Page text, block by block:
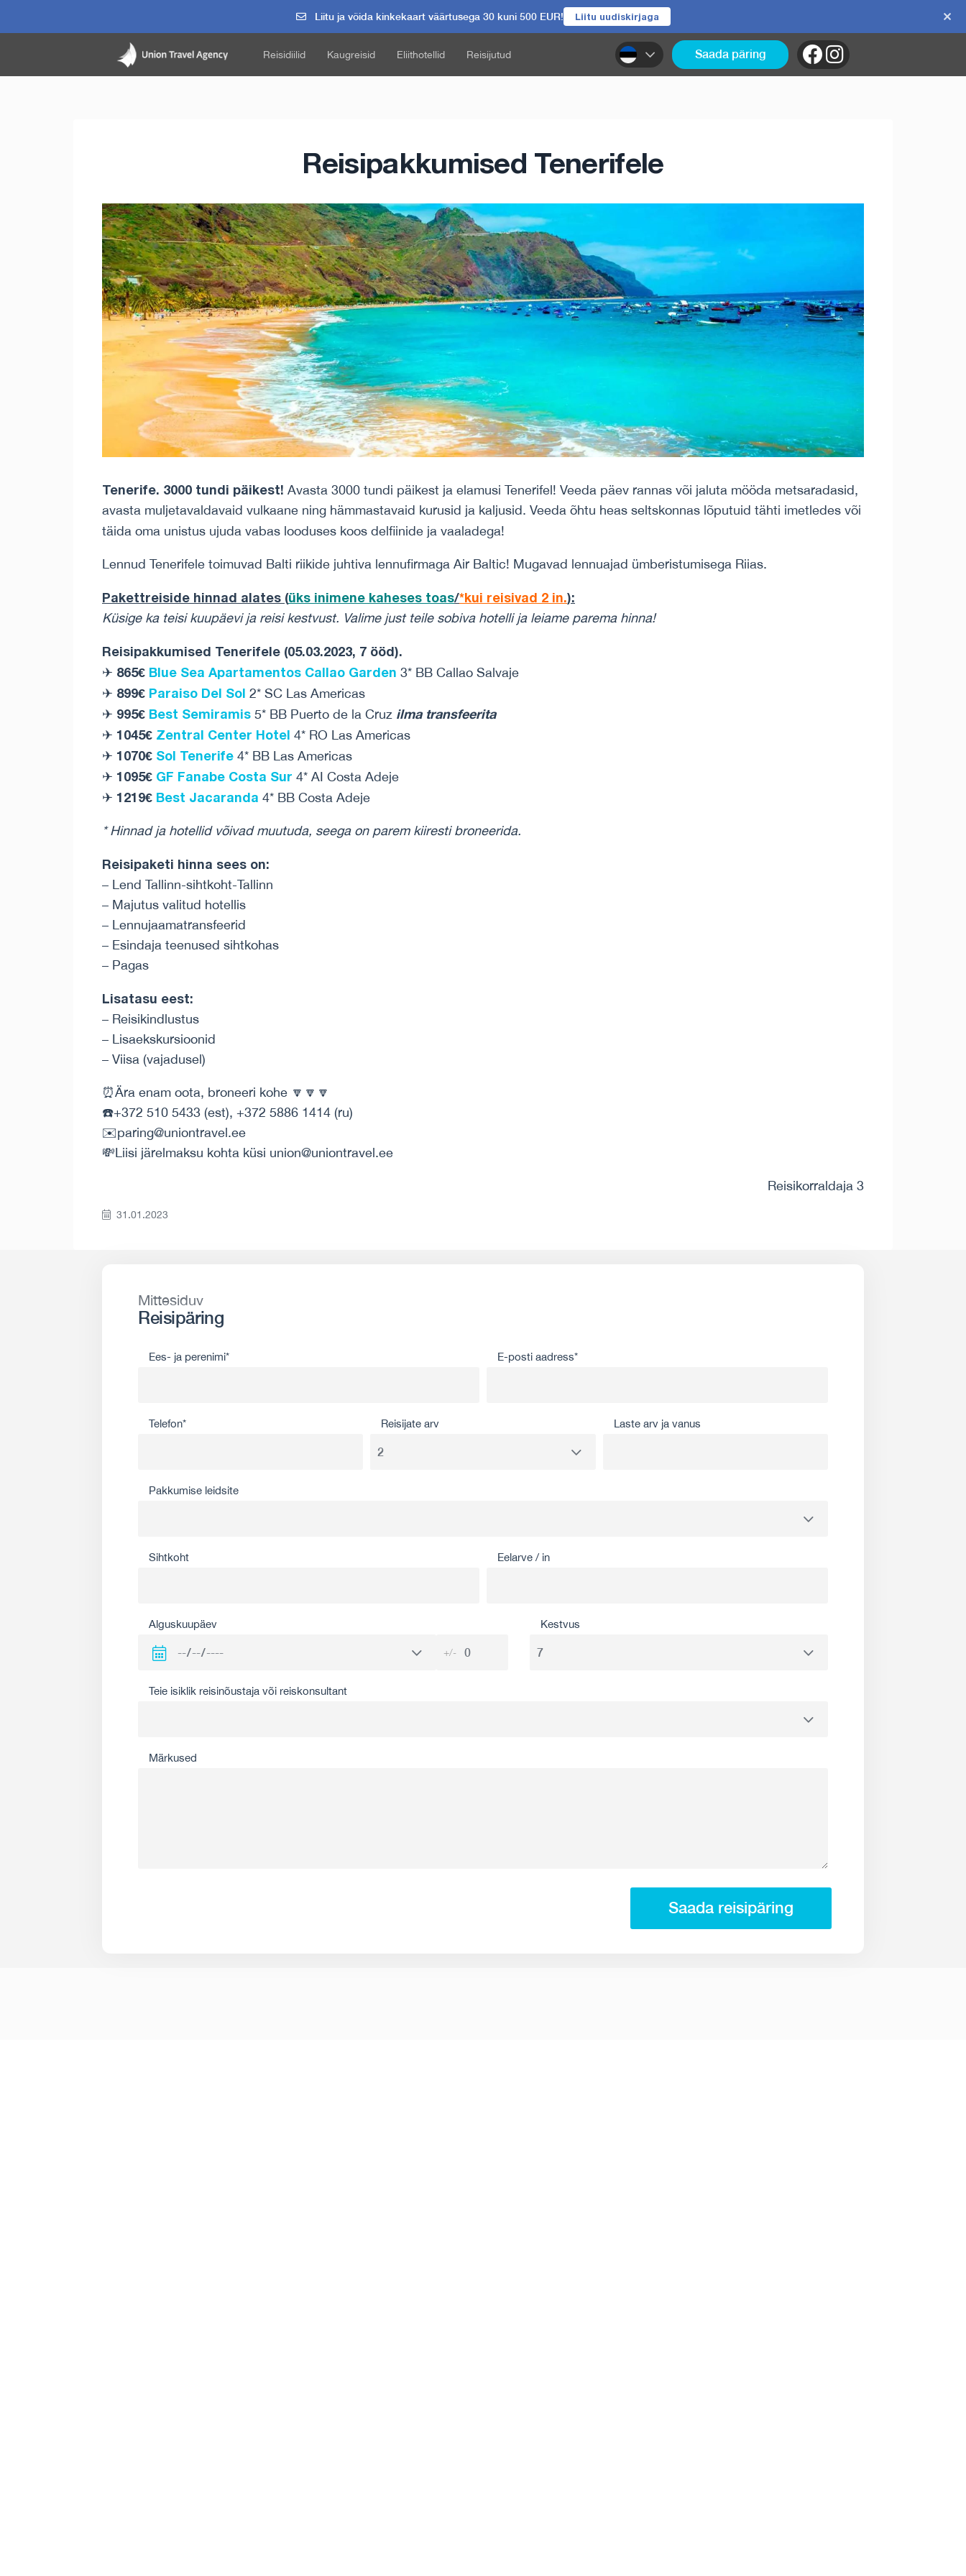
Liitu ja võida kinkekaart väärtusega 30 kuni 500 EUR! Liitu uudiskirjaga
Reisidiilid Kaugreisid Eliithotellid Reisijutud Saada päring
Reisipakkumised Tenerifele
Tenerife. 3000 tundi päikest! Avasta 3000 tundi päikest ja elamusi Tenerifel! Veeda päev rannas või jaluta mööda metsaradasid,
avasta muljetavaldavaid vulkaane ning hämmastavaid kurusid ja kaljusid. Veeda õhtu heas seltskonnas lõputuid tähti imetledes või
täida oma unistus ujuda vabas looduses koos delfiinide ja vaaladega!
Lennud Tenerifele toimuvad Balti riikide juhtiva lennufirmaga Air Baltic! Mugavad lennuajad ümberistumisega Riias.
Pakettreiside hinnad alates (üks inimene kaheses toas/*kui reisivad 2 in.):
Küsige ka teisi kuupäevi ja reisi kestvust. Valime just teile sobiva hotelli ja leiame parema hinna!
Reisipakkumised Tenerifele (05.03.2023, 7 ööd).
✈ 865€ Blue Sea Apartamentos Callao Garden 3* BB Callao Salvaje
✈ 899€ Paraiso Del Sol 2* SC Las Americas
✈ 995€ Best Semiramis 5* BB Puerto de la Cruz ilma transfeerita
✈ 1045€ Zentral Center Hotel 4* RO Las Americas
✈ 1070€ Sol Tenerife 4* BB Las Americas
✈ 1095€ GF Fanabe Costa Sur 4* AI Costa Adeje
✈ 1219€ Best Jacaranda 4* BB Costa Adeje
* Hinnad ja hotellid võivad muutuda, seega on parem kiiresti broneerida.
Reisipaketi hinna sees on:
– Lend Tallinn-sihtkoht-Tallinn
– Majutus valitud hotellis
– Lennujaamatransfeerid
– Esindaja teenused sihtkohas
– Pagas
Lisatasu eest:
– Reisikindlustus
– Lisaekskursioonid
– Viisa (vajadusel)
⏰Ära enam oota, broneeri kohe 🔽🔽🔽
☎️+372 510 5433 (est), +372 5886 1414 (ru)
✉️paring@uniontravel.ee
💸Liisi järelmaksu kohta küsi union@uniontravel.ee
Reisikorraldaja 3
31.01.2023
Mittesiduv
Reisipäring
Ees- ja perenimi* E-posti aadress*
Telefon* Reisijate arv Laste arv ja vanus
Pakkumise leidsite
Sihtkoht Eelarve / in
Alguskuupäev
+/-
Kestvus
Teie isiklik reisinõustaja või reiskonsultant
Märkused
Saada reisipäring